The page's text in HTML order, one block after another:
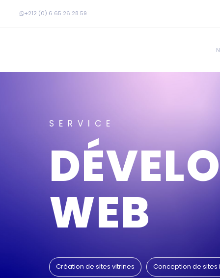
+212 (0) 6 65 26 28 59
SERVICE
WEB
Création de sites vitrines Conception de sites